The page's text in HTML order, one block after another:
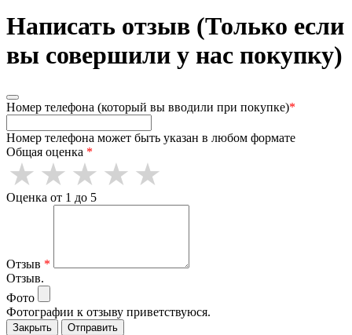
Написать отзыв (Только если
вы совершили у нас покупку)
Номер телефона (который вы вводили при покупке)*
Номер телефона может быть указан в любом формате
Общая оценка *
Оценка от 1 до 5
Отзыв *
Отзыв.
Фото
Фотографии к отзыву приветствуюся.
Закрыть Отправить